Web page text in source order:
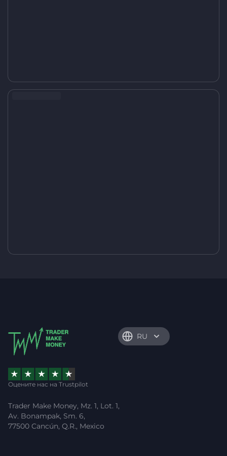
RU
Оцените нас на Trustpilot
Trader Make Money, Mz. 1, Lot. 1,
Av. Bonampak, Sm. 6,
77500 Cancún, Q.R., Mexico